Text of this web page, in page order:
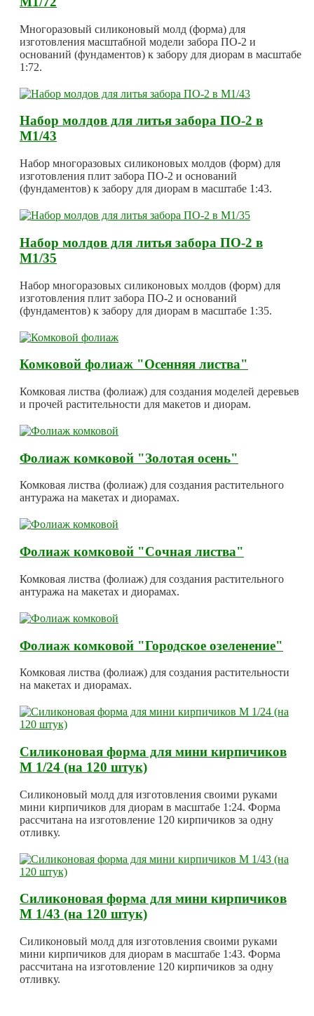
Многоразовый силиконовый молд (форма) для
изготовления масштабной модели забора ПО-2 и
оснований (фундаментов) к забору для диорам в масштабе
1:72.
Набор молдов для литья забора ПО-2 в
М1/43
Набор многоразовых силиконовых молдов (форм) для
изготовления плит забора ПО-2 и оснований
(фундаментов) к забору для диорам в масштабе 1:43.
Набор молдов для литья забора ПО-2 в
М1/35
Набор многоразовых силиконовых молдов (форм) для
изготовления плит забора ПО-2 и оснований
(фундаментов) к забору для диорам в масштабе 1:35.
Комковой фолиаж "Осенняя листва"
Комковая листва (фолиаж) для создания моделей деревьев
и прочей растительности для макетов и диорам.
Фолиаж комковой "Золотая осень"
Комковая листва (фолиаж) для создания растительного
антуража на макетах и диорамах.
Фолиаж комковой "Сочная листва"
Комковая листва (фолиаж) для создания растительного
антуража на макетах и диорамах.
Фолиаж комковой "Городское озеленение"
Комковая листва (фолиаж) для создания растительности
на макетах и диорамах.
Силиконовая форма для мини кирпичиков
М 1/24 (на 120 штук)
Силиконовый молд для изготовления своими руками
мини кирпичиков для диорам в масштабе 1:24. Форма
рассчитана на изготовление 120 кирпичиков за одну
отливку.
Силиконовая форма для мини кирпичиков
М 1/43 (на 120 штук)
Силиконовый молд для изготовления своими руками
мини кирпичиков для диорам в масштабе 1:43. Форма
рассчитана на изготовление 120 кирпичиков за одну
отливку.